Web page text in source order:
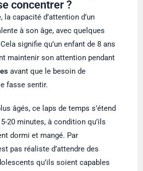
concentrer ?
la capacité d’attention d’un
à son âge, avec quelques
signifie qu’un enfant de 8 ans
maintenir son attention pendant
avant que le besoin de
fasse sentir.
âgés, ce laps de temps s’étend
20 minutes, à condition qu’ils
dormi et mangé. Par
pas réaliste d’attendre des
qu’ils soient capables